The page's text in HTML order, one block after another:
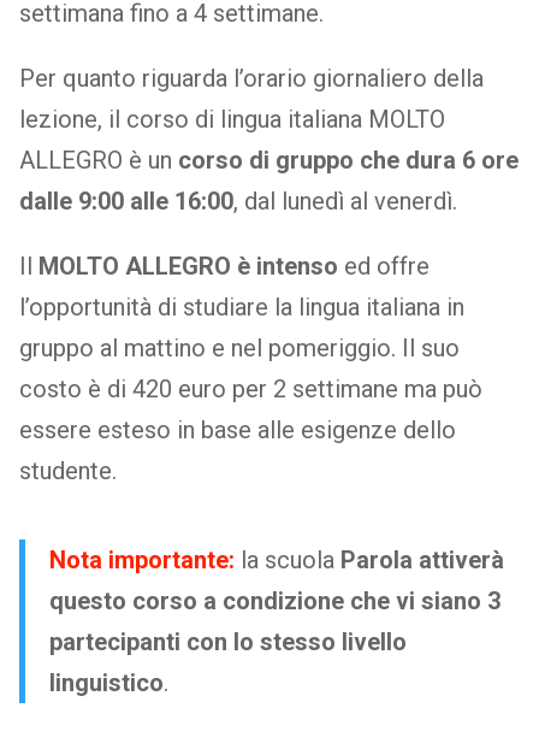
settimana fino a 4 settimane.
Per quanto riguarda l’orario giornaliero della
lezione, il corso di lingua italiana MOLTO
ALLEGRO è un corso di gruppo che dura 6 ore
dalle 9:00 alle 16:00, dal lunedì al venerdì.
Il MOLTO ALLEGRO è intenso ed offre
l’opportunità di studiare la lingua italiana in
gruppo al mattino e nel pomeriggio. Il suo
costo è di 420 euro per 2 settimane ma può
essere esteso in base alle esigenze dello
studente.
Nota importante: la scuola Parola attiverà
questo corso a condizione che vi siano 3
partecipanti con lo stesso livello
linguistico.